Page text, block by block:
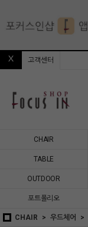
고객센터
CHAIR
TABLE
OUTDOOR
포트폴리오
CHAIR 우드체어